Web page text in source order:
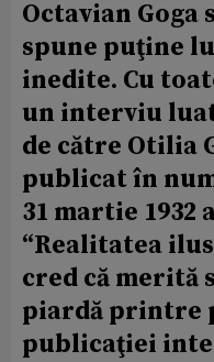
Octavian Goga
spune puţine
inedite. Cu
un interviu
de către Otilia
publicat în
31 martie 1932
“Realitatea
cred că merită
piardă printre
publicaţiei